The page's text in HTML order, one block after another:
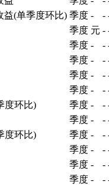
益(单季度环比) 季度 - -
季度 元 -
季度 - -
季度 - -
季度 - -
季度 - -
度环比)
季度 - -
季度 - -
度环比)
季度 - -
季度 - -
季度 - -
季度 - -